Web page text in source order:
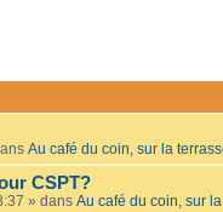
Au café du coin, sur la
CSPT?
» dans Au café du coin, sur